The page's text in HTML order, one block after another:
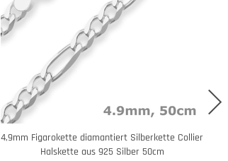
4,9mm Figarokette diamantiert Silberkette Collier
Halskette aus 925 Silber 50cm